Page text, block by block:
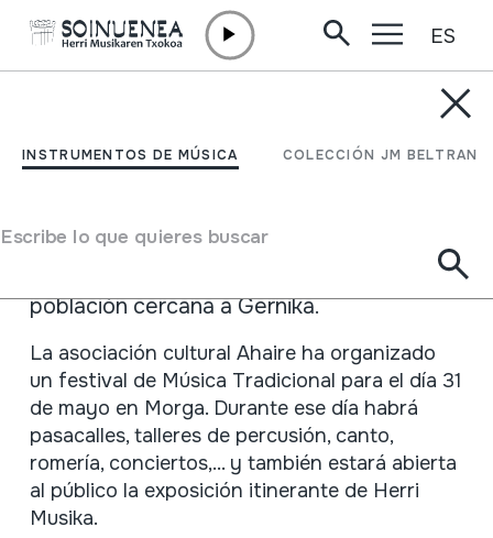
INSTRUMENTOS DE MÚSICA COLECCIÓN JM BELTRAN
Escribe lo que quieres buscar
ES
En Morga, Vizcaya
29 Mayo 2008 - 31 Mayo 2008
población cercana a Gernika.
Descripción
La asociación cultural Ahaire ha organizado
un festival de Música Tradicional para el día 31
de mayo en Morga. Durante ese día habrá
pasacalles, talleres de percusión, canto,
romería, conciertos,... y también estará abierta
al público la exposición itinerante de Herri
Musika.